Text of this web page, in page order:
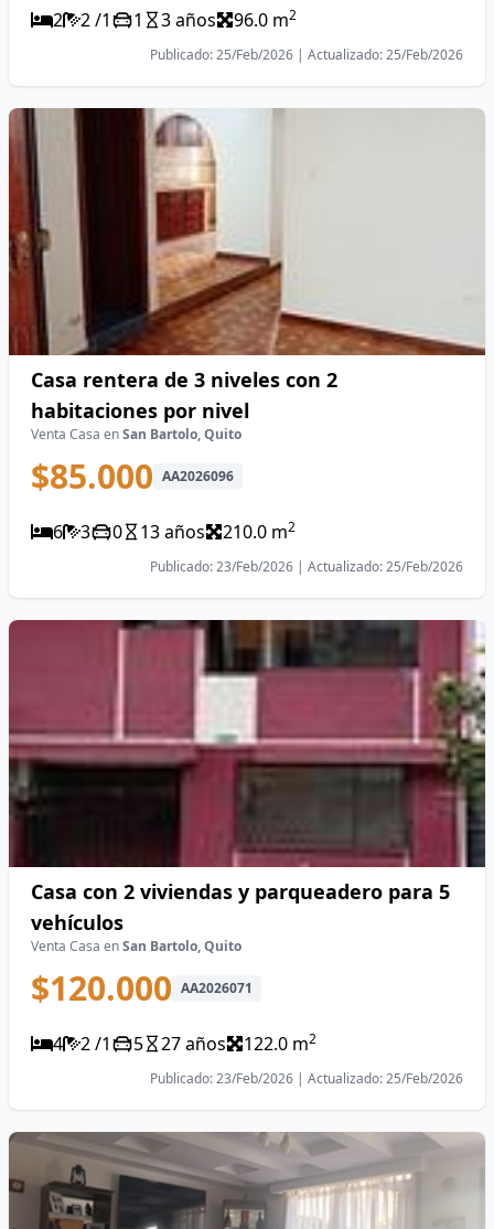
2 2 /1 1 3 años 96.0 m2
Publicado: 25/Feb/2026 | Actualizado: 25/Feb/2026
Casa rentera de 3 niveles con 2
habitaciones por nivel
Venta Casa enSan Bartolo, Quito
$85.000 AA2026096
6 3 0 13 años 210.0 m2
Publicado: 23/Feb/2026 | Actualizado: 25/Feb/2026
Casa con 2 viviendas y parqueadero para 5
vehículos
Venta Casa enSan Bartolo, Quito
$120.000 AA2026071
4 2 /1 5 27 años 122.0 m2
Publicado: 23/Feb/2026 | Actualizado: 25/Feb/2026